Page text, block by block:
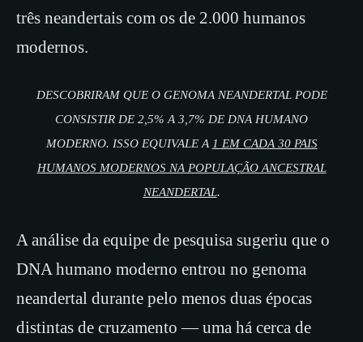
três neandertais com os de 2.000 humanos
modernos.
DESCOBRIRAM QUE O GENOMA NEANDERTAL PODE
CONSISTIR DE 2,5% A 3,7% DE DNA HUMANO
MODERNO. ISSO EQUIVALE A 1 EM CADA 30 PAIS
HUMANOS MODERNOS NA POPULAÇÃO ANCESTRAL
NEANDERTAL.
A análise da equipe de pesquisa sugeriu que o
DNA humano moderno entrou no genoma
neandertal durante pelo menos duas épocas
distintas de cruzamento — uma há cerca de